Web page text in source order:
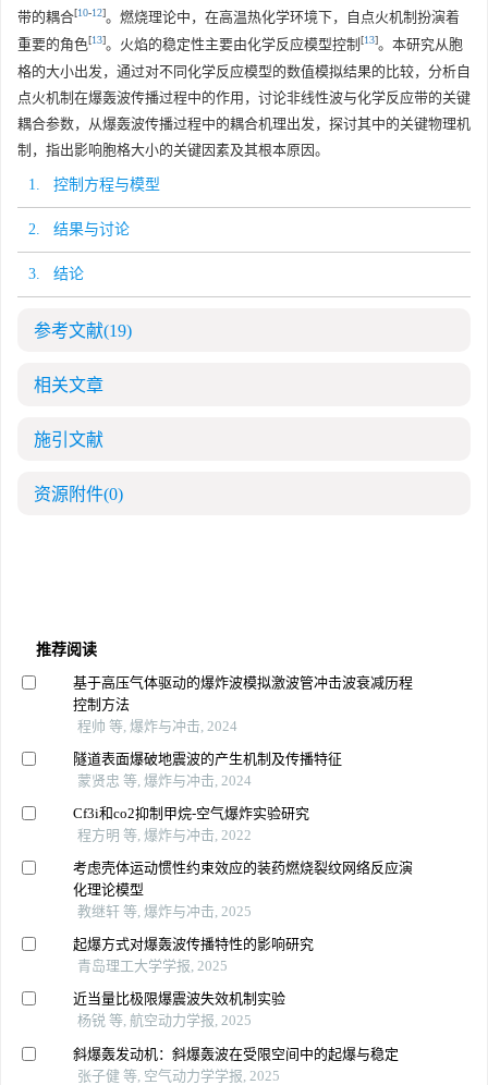
带的耦合[10-12]。燃烧理论中，在高温热化学环境下，自点火机制扮演着
重要的角色[13]。火焰的稳定性主要由化学反应模型控制 [13]。本研究从胞
格的大小出发，通过对不同化学反应模型的数值模拟结果的比较，分析自
点火机制在爆轰波传播过程中的作用，讨论非线性波与化学反应带的关键
耦合参数，从爆轰波传播过程中的耦合机理出发，探讨其中的关键物理机
制，指出影响胞格大小的关键因素及其根本原因。
1. 控制方程与模型
2. 结果与讨论
3. 结论
参考文献(19)
相关文章
施引文献
资源附件(0)
推荐阅读
基于高压气体驱动的爆炸波模拟激波管冲击波衰减历程
控制方法
程帅 等, 爆炸与冲击, 2024
隧道表面爆破地震波的产生机制及传播特征
蒙贤忠 等, 爆炸与冲击, 2024
Cf3i和co2抑制甲烷-空气爆炸实验研究
程方明 等, 爆炸与冲击, 2022
考虑壳体运动惯性约束效应的装药燃烧裂纹网络反应演
化理论模型
教继轩 等, 爆炸与冲击, 2025
起爆方式对爆轰波传播特性的影响研究
青岛理工大学学报, 2025
近当量比极限爆震波失效机制实验
杨锐 等, 航空动力学报, 2025
斜爆轰发动机：斜爆轰波在受限空间中的起爆与稳定
张子健 等, 空气动力学学报, 2025